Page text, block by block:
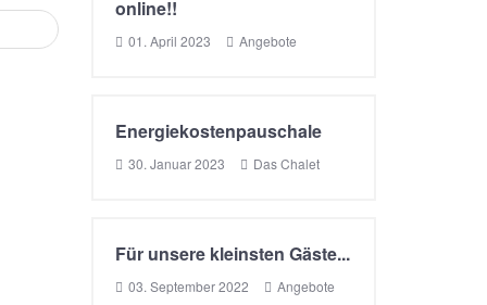
online!!
01. April 2023 Angebote
Energiekostenpauschale
30. Januar 2023 Das Chalet
Für unsere kleinsten Gäste...
03. September 2022 Angebote